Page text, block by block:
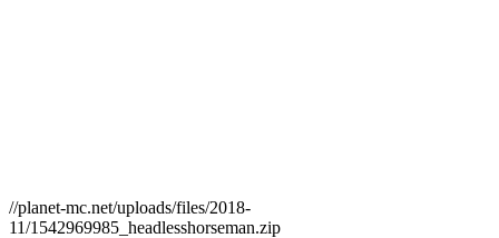
//planet-mc.net/uploads/files/2018-
11/1542969985_headlesshorseman.zip